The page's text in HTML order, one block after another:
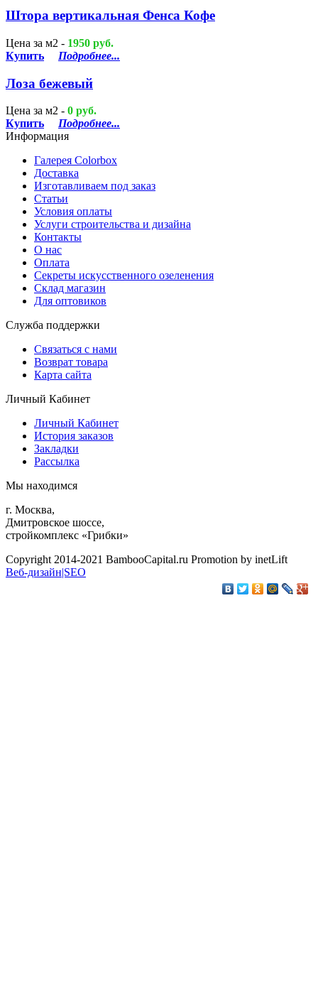
Штора вертикальная Фенса Кофе
Цена за м2 - 1950 руб.
Купить
Подробнее...
Лоза бежевый
Цена за м2 - 0 руб.
Купить
Подробнее...
Информация
Галерея Colorbox
Доставка
Изготавливаем под заказ
Статьи
Условия оплаты
Услуги строительствa и дизайнa
Контакты
О нас
Оплата
Секреты искусственного озеленения
Склад магазин
Для оптовиков
Служба поддержки
Связаться с нами
Возврат товара
Карта сайта
Личный Кабинет
Личный Кабинет
История заказов
Закладки
Рассылка
Мы находимся
г. Москва,
Дмитровское шоссе,
стройкомплекс «Грибки»
Copyright 2014-2021 BambooCapital.ru Promotion by inetLift
Веб-дизайн|SEO